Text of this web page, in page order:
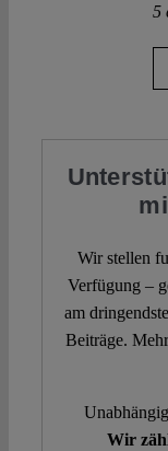
5
Wir stellen
Verfügung –
am
Beiträge.
Wir